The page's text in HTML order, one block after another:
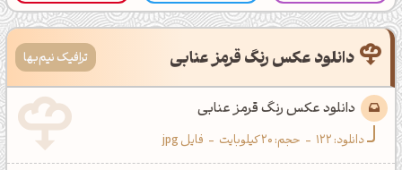
دانلود عکس رنگ قرمز عنابی ترافیک نیم‌بها
دانلود عکس رنگ قرمز عنابی
دانلود:122
- حجم: 20 کیلوبایت - فایل jpg